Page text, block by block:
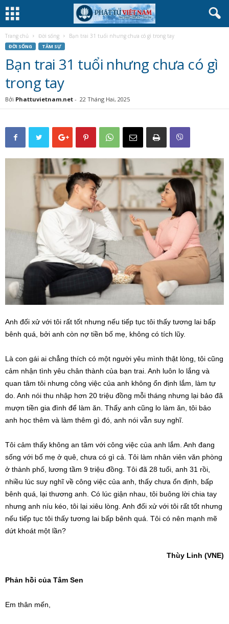
Trang chủ Đời sống Bạn trai 31 tuổi nhưng chưa có gì trong tay
ĐỜI SỐNG TÂM SỰ
Bạn trai 31 tuổi nhưng chưa có gì
trong tay
Bởi Phattuvietnam.net - 22 Tháng Hai, 2025
Anh đối xử với tôi rất tốt nhưng nếu tiếp tục tôi thấy tương lai bấp
bênh quá, bởi anh còn nợ tiền bố mẹ, không có tích lũy.
Là con gái ai chẳng thích có một người yêu mình thật lòng, tôi cũng
cảm nhận tình yêu chân thành của bạn trai. Anh luôn lo lắng và
quan tâm tôi nhưng công việc của anh không ổn định lắm, làm tự
do. Anh nói thu nhập hơn 20 triệu đồng mỗi tháng nhưng lại bảo đã
mượn tiền gia đình để làm ăn. Thấy anh cũng lo làm ăn, tôi bảo
anh học thêm và làm thêm gì đó, anh nói vẫn suy nghĩ.
Tôi cảm thấy không an tâm với công việc của anh lắm. Anh đang
sống với bố mẹ ở quê, chưa có gì cả. Tôi làm nhân viên văn phòng
ở thành phố, lương tầm 9 triệu đồng. Tôi đã 28 tuổi, anh 31 rồi,
nhiều lúc suy nghĩ về công việc của anh, thấy chưa ổn định, bấp
bênh quá, lại thương anh. Có lúc giận nhau, tôi buông lời chia tay
nhưng anh níu kéo, tôi lại xiêu lòng. Anh đối xử với tôi rất tốt nhưng
nếu tiếp tục tôi thấy tương lai bấp bênh quá. Tôi có nên mạnh mẽ
dứt khoát một lần?
Thùy Linh (VNE)
Phản hồi của Tâm Sen
Em thân mến,